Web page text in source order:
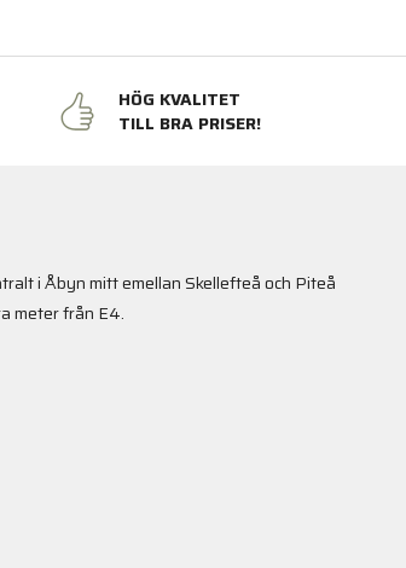
HÖG KVALITET
TILL BRA PRISER!
i Åbyn mitt emellan Skellefteå och Piteå
meter från E4.